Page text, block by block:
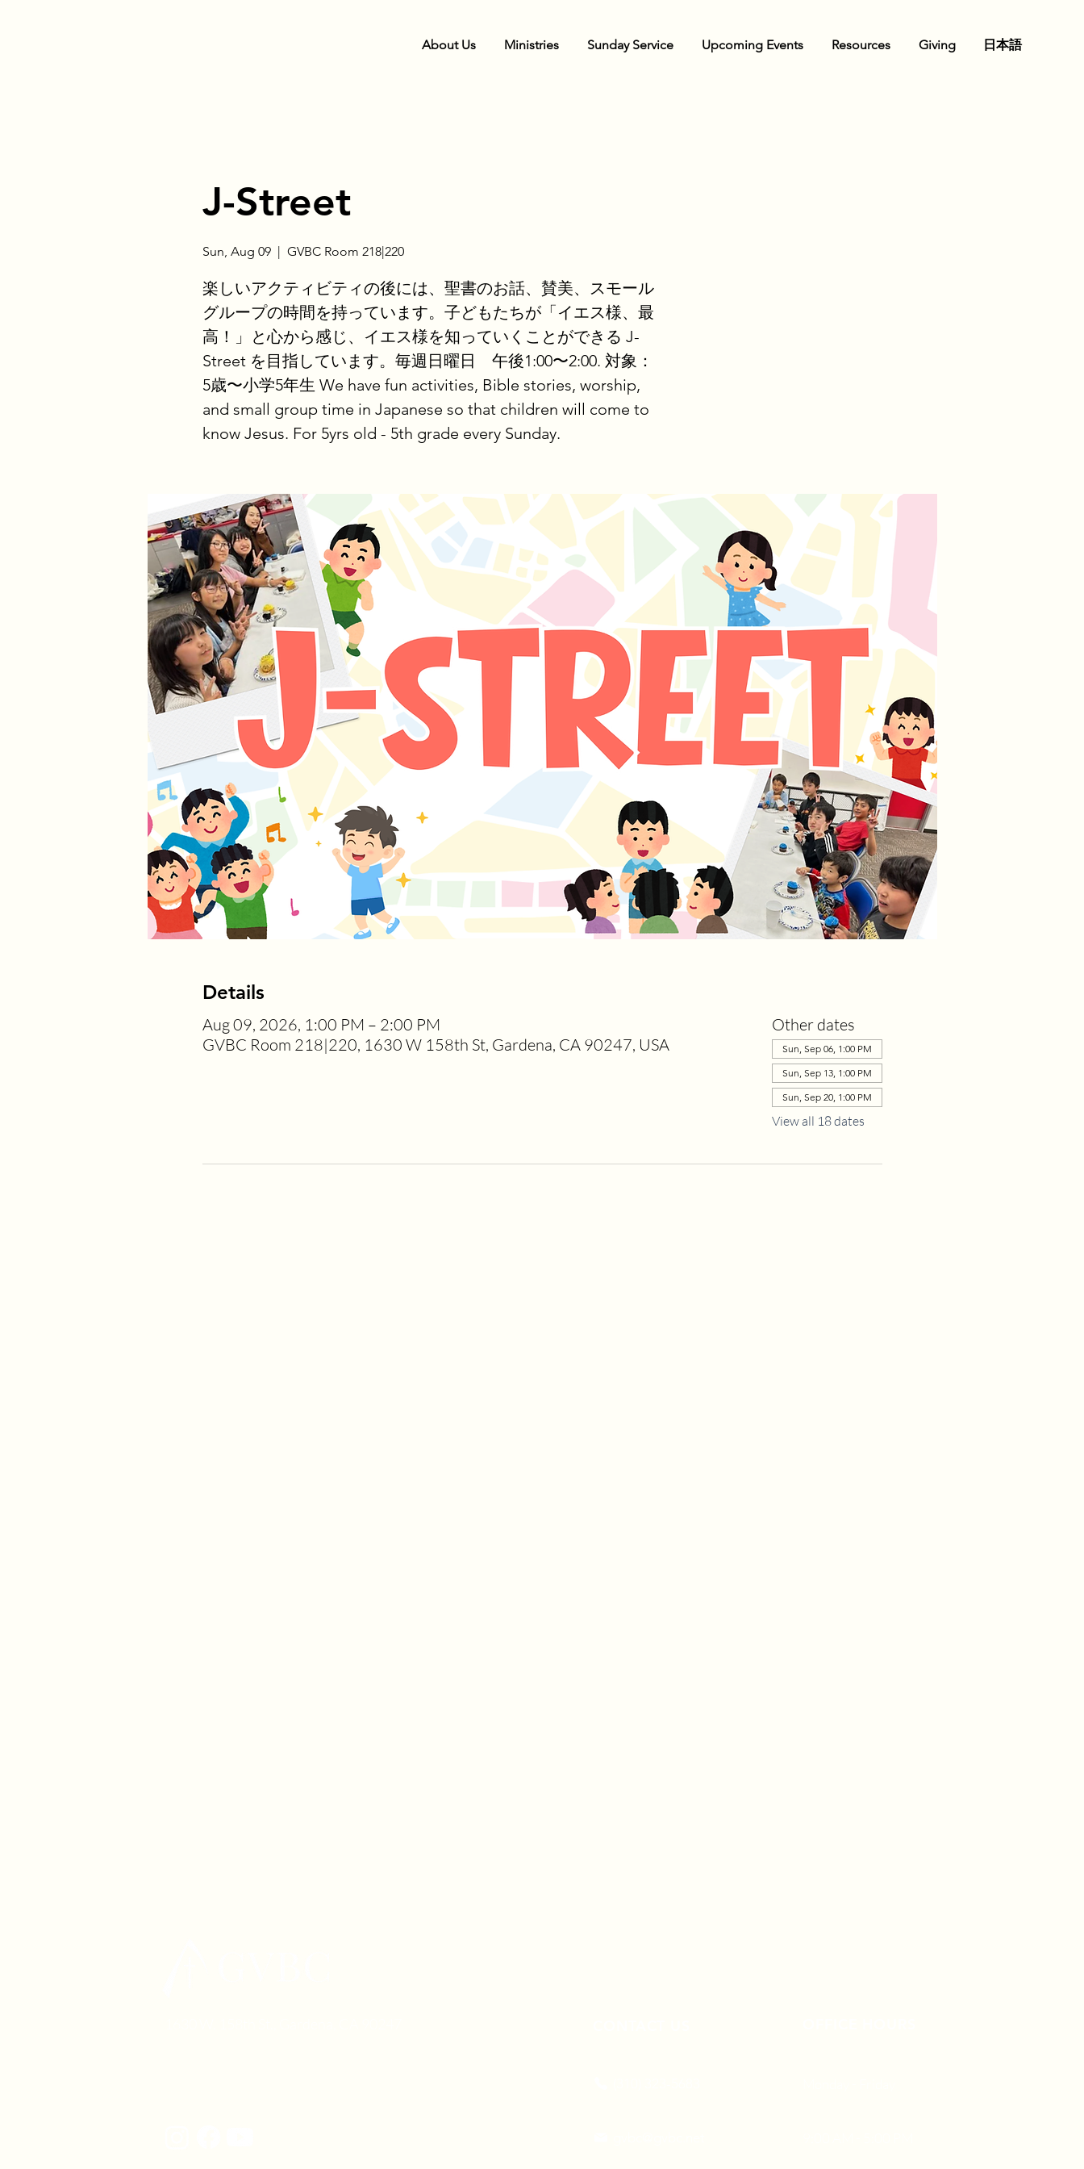
About Us Ministries Sunday Service Upcoming Events Resources Giving 日本語
J-Street
Sun, Aug 09
  |
GVBC Room 218|220
楽しいアクティビティの後には、聖書のお話、賛美、スモール
グループの時間を持っています。子どもたちが「イエス様、最
高！」と心から感じ、イエス様を知っていくことができる J-
Street を目指しています。毎週日曜日 午後1:00〜2:00. 対象：
5歳〜小学5年生 We have fun activities, Bible stories, worship,
and small group time in Japanese so that children will come to
know Jesus. For 5yrs old - 5th grade every Sunday.
Details
Aug 09, 2026, 1:00 PM – 2:00 PM
GVBC Room 218|220, 1630 W 158th St, Gardena, CA 90247, USA
Other dates
Sun, Sep 06, 1:00 PM
Sun, Sep 13, 1:00 PM
Sun, Sep 20, 1:00 PM
View all 18 dates